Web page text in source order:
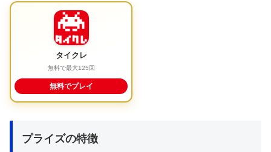
タイクレ
無料で最大125回
無料でプレイ
プライズの特徴